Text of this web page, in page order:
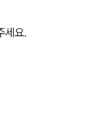
세요.